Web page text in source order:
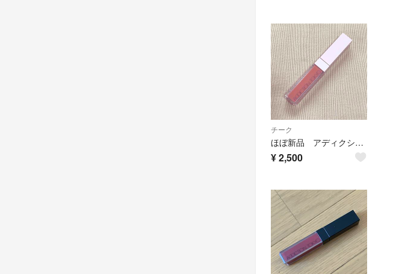
チーク
ほぼ新品 アディクション リキッドブラッシュ グロウ 004 チーク
¥2,500